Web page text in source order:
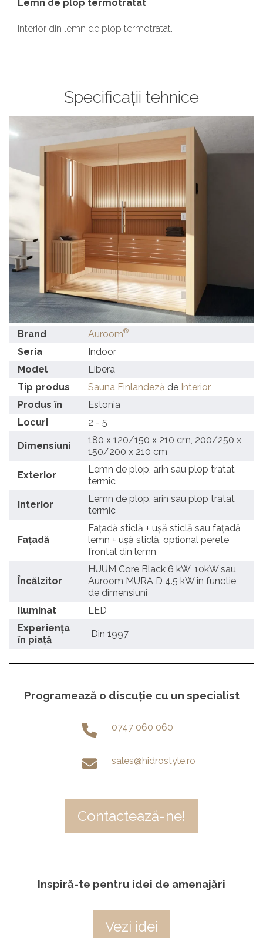
Lemn de plop termotratat
Interior din lemn de plop termotratat.
Specificații tehnice
Brand Auroom®
Seria
Indoor
Model
Libera
Tip produs
Sauna Finlandeză de Interior
Produs în
Estonia
Locuri
2 - 5
Dimensiuni
180 x 120/150 x 210 cm, 200/250 x
150/200 x 210 cm
Exterior
Lemn de plop, arin sau plop tratat
termic
Interior
Lemn de plop, arin sau plop tratat
termic
Fațadă
Fațadă sticlă + ușă sticlă sau fațadă
lemn + ușă sticlă, opțional perete
frontal din lemn
Încălzitor
HUUM Core Black 6 kW, 10kW sau
Auroom MURA D 4.5 kW in functie
de dimensiuni
Iluminat
LED
Experiența
în piață
Din 1997
Programează o discuție cu un specialist
0747 060 060
sales@hidrostyle.ro
Contactează-ne!
Inspiră-te pentru idei de amenajări
Vezi idei